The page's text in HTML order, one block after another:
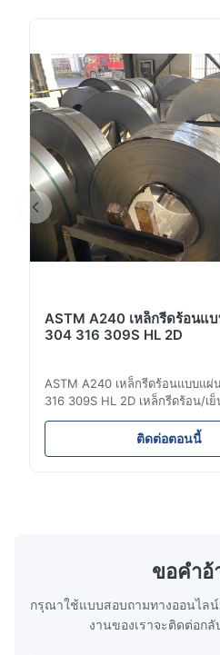
J James
Jan 13.2026
Excellent quality stainless steel
requirements with good surface
reliable corrosion resistance. The
professional service, accurate
delivery. Highly recommended
applications.
Michael
Oct 29.2025
Good quality stainless steel coil.
ASTM A240 เหล็กรีดร้อนแ
304 316 309S HL 2D
ASTM A240 เหล็กรีดร้อนแบบแ
316 309S HL 2D เหล็กรีดร้อน/เ
ม้วนแถบ 304 316 309S 310
ASTM A240 ข้อมูลจำเพาะผลิตภั
ผลิตภัณฑ์ สแตนเลส ม้วน / แถบ ข้อ
ติดต่อตอนนี้
ขอคําอ้
กรุณาใช้แบบสอบถามทางออนไล
งานของเราจะติดต่อก